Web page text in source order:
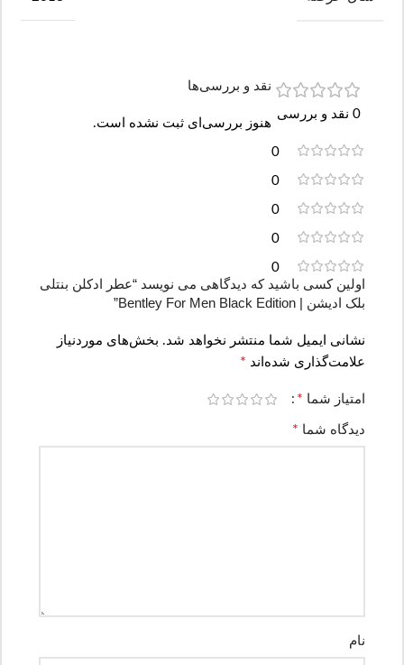
0 نقد و بررسی
0
0
0
0
0
نقد و بررسی‌ها
هنوز بررسی‌ای ثبت نشده است.
اولین کسی باشید که دیدگاهی می نویسد “عطر ادکلن بنتلی
بلک ادیشن | Bentley For Men Black Edition”
نشانی ایمیل شما منتشر نخواهد شد. بخش‌های موردنیاز
علامت‌گذاری شده‌اند *
امتیاز شما *
دیدگاه شما *
نام